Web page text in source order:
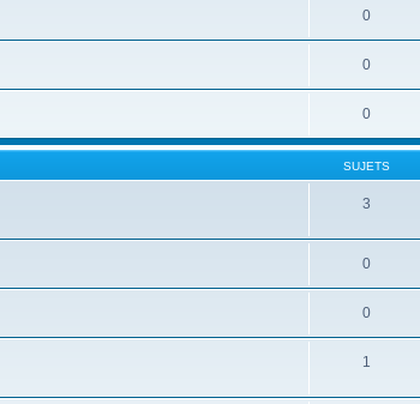
0
0
0
SUJETS
3
0
0
1